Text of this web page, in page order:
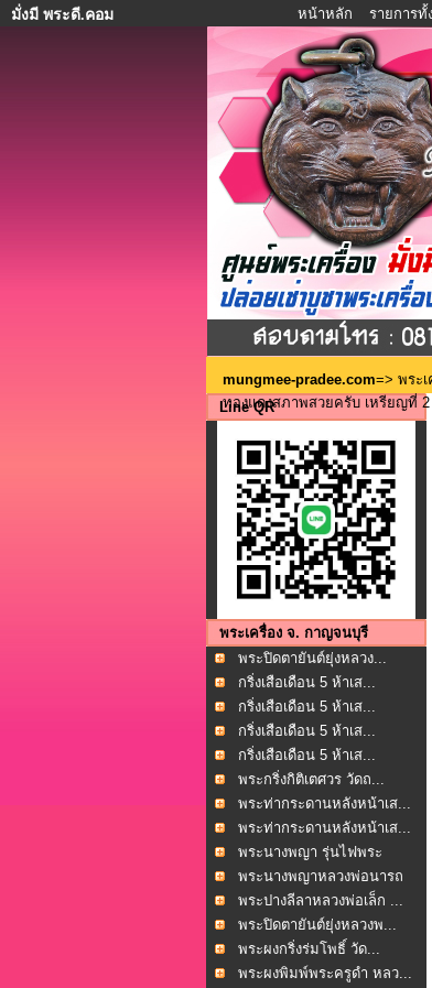
มั่งมี พระดี.คอม หน้าหลัก รายการทั้
mungmee-pradee.com=> พระ
ทองแดงสภาพสวยครับ เหรียญที่ 2
Line QR
พระเครื่อง จ. กาญจนบุรี
พระปิดตายันต์ยุ่งหลวง...
กริ่งเสือเดือน 5 ห้าเส...
กริ่งเสือเดือน 5 ห้าเส...
กริ่งเสือเดือน 5 ห้าเส...
กริ่งเสือเดือน 5 ห้าเส...
พระกริ่งกิติเตศวร วัดถ...
พระท่ากระดานหลังหน้าเส...
พระท่ากระดานหลังหน้าเส...
พระนางพญา รุ่นไฟพระ
ฤกษ...พระนางพญาหลวงพ่อนารถ
น...
พระปางลีลาหลวงพ่อเล็ก ...
พระปิดตายันต์ยุ่งหลวงพ...
พระผงกริ่งร่มโพธิ์ วัด...
พระผงพิมพ์พระครูดำ หลว...